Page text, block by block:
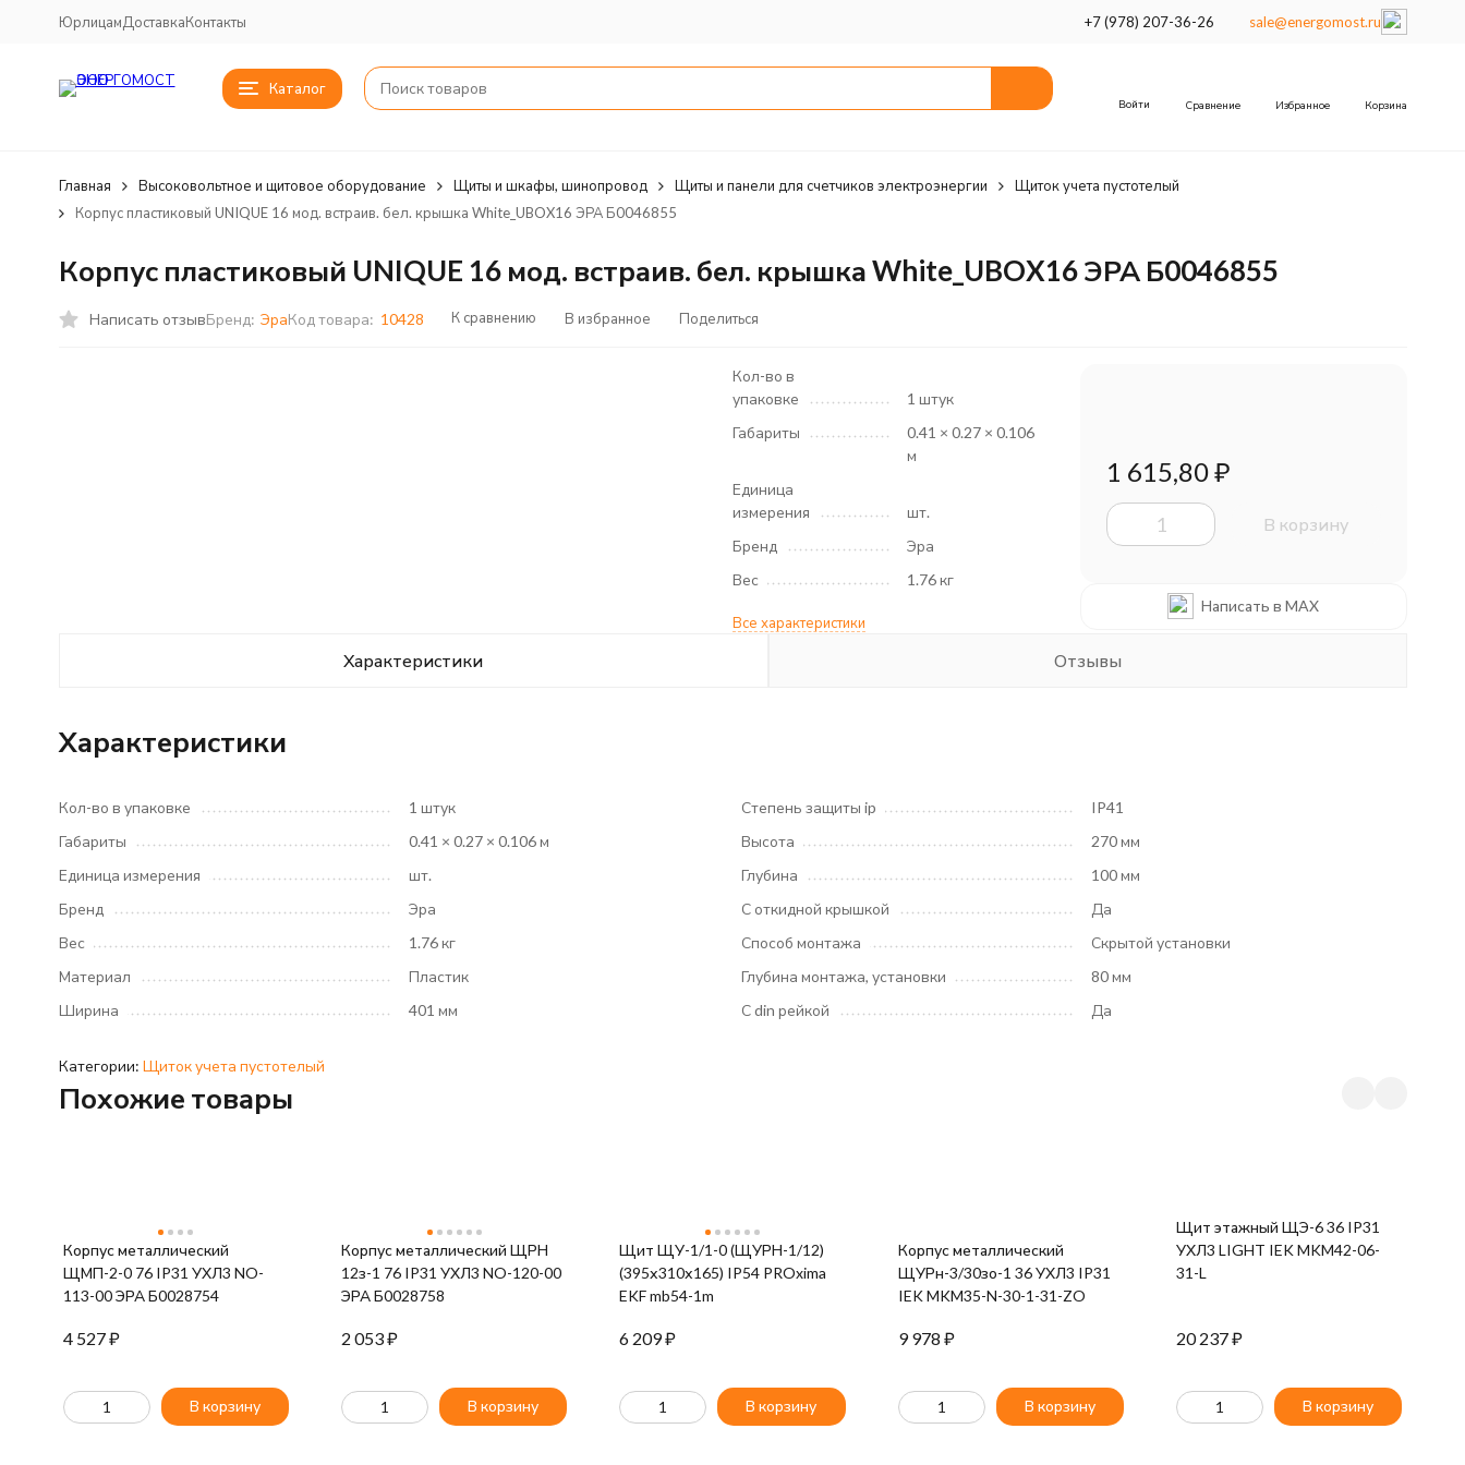
ЮрлицамДоставкаКонтакты +7 (978) 207-36-26 sale@energomost.ru
Каталог
Войти Сравнение Избранное Корзина
Главная Высоковольтное и щитовое оборудование Щиты и шкафы, шинопровод Щиты и панели для счетчиков электроэнергии
Щиток учета пустотелый
Корпус пластиковый UNIQUE 16 мод. встраив. бел. крышка White_UBOX16 ЭРА Б0046855
Корпус пластиковый UNIQUE 16 мод. встраив. бел. крышка White_UBOX16 ЭРА Б0046855
Написать отзывБренд: ЭраКод товара: 10428 К сравнению В избранное Поделиться
Кол-во в
упаковке
1 штук
Габариты
0.41 × 0.27 × 0.106
м
Единица
измерения
шт.
Бренд
Эра
Вес
1.76 кг
Все характеристики
1 615,80₽
В корзину
Написать в MAX
Характеристики Отзывы
Характеристики
Кол-во в упаковке
1 штук
Габариты
0.41 × 0.27 × 0.106 м
Единица измерения
шт.
Бренд
Эра
Вес
1.76 кг
Материал
Пластик
Ширина
401 мм
Степень защиты ip
IP41
Высота
270 мм
Глубина
100 мм
С откидной крышкой
Да
Способ монтажа
Скрытой установки
Глубина монтажа, установки
80 мм
С din рейкой
Да
Категории: Щиток учета пустотелый
Похожие товары
Корпус металлический
ЩМП-2-0 76 IP31 УХЛ3 NO-
113-00 ЭРА Б0028754
4 527₽
В корзину
Корпус металлический ЩРН
12з-1 76 IP31 УХЛ3 NO-120-00
ЭРА Б0028758
2 053₽
В корзину
Щит ЩУ-1/1-0 (ЩУРН-1/12)
(395х310х165) IP54 PROxima
EKF mb54-1m
6 209₽
В корзину
Корпус металлический
ЩУРн-3/30зо-1 36 УХЛ3 IP31
IEK MKM35-N-30-1-31-ZO
9 978 ₽
В корзину
Щит этажный ЩЭ-6 36 IP31
УХЛ3 LIGHT IEK MKM42-06-
31-L
20 237₽
В корзину